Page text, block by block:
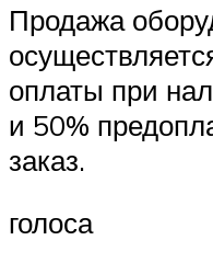
Продажа
оплаты при
и 50%
заказ.
голоса